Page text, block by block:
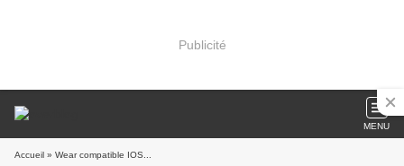
Publicité
MENU
Accueil » Wear compatible IOS...